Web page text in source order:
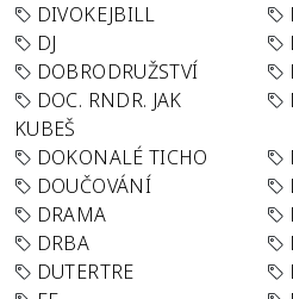
DIVOKEJBILL
DJ
DOBRODRUŽSTVÍ
DOC. RNDR. JAK
KUBEŠ
DOKONALÉ TICHO
DOUČOVÁNÍ
DRAMA
DRBA
DUTERTRE